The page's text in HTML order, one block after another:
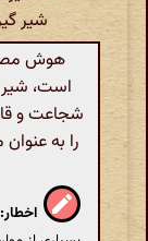
شیر
هوش
است، شیر
شجاعت و
را به
اخطار: